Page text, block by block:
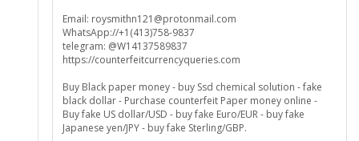
Email: roysmithn121@protonmail.com
WhatsApp://+1(413)758-9837
telegram: @W14137589837
https://counterfeitcurrencyqueries.com
Buy Black paper money - buy Ssd chemical solution - fake
black dollar - Purchase counterfeit Paper money online -
Buy fake US dollar/USD - buy fake Euro/EUR - buy fake
Japanese yen/JPY - buy fake Sterling/GBP.